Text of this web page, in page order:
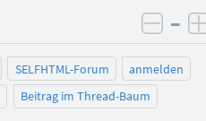
–
SELFHTML-Forum
anmelden
Beitrag im Thread-Baum